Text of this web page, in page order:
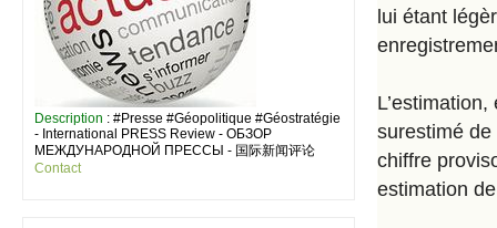
Description : #Presse #Géopolitique #Géostratégie
- International PRESS Review - ОБЗОР
МЕЖДУНАРОДНОЙ ПРЕССЫ - 国际新闻评论
Contact
lui étant
surestimé
chiffre
estimation